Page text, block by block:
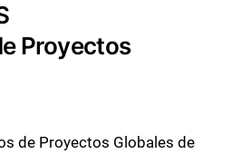
Proyectos
de Proyectos Globales de
Cerrar